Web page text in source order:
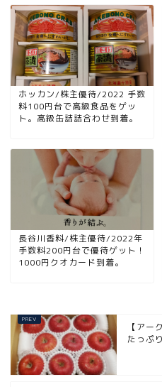
ホッカン/株主優待/2022 手数
料100円台で高級食品をゲッ
ト。高級缶詰詰合わせ到着。
長谷川香料/株主優待/2022年
手数料200円台で優待ゲット！
1000円クオカード到着。
【ア
たっぷ